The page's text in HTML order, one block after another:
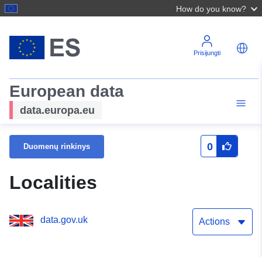
How do you know?
Prisijungti
European data
data.europa.eu
Duomenų rinkinys 0
Localities
data.gov.uk Actions